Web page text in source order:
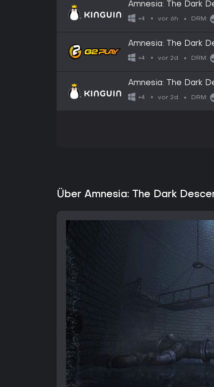
Amnesia: The Dark
+4 vor 6h DRM:
Amnesia: The Dark
April 2027)
+4 vor 2d DRM:
Amnesia: The Dark
April 2027)
+4 vor 2d DRM:
Über Amnesia: The Dark